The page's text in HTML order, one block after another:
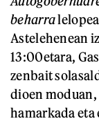
beharra
Astelehenean
13:00etara,
zenbait
dioen moduan,
hamarkada